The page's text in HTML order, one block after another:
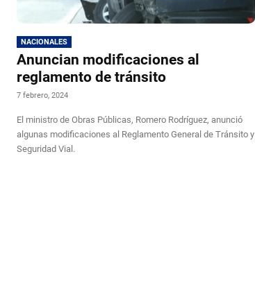
NACIONALES
Anuncian modificaciones al
reglamento de tránsito
7 febrero, 2024
El ministro de Obras Públicas, Romero Rodríguez, anunció
algunas modificaciones al Reglamento General de Tránsito y
Seguridad Vial.